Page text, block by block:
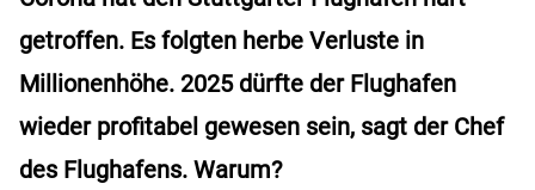
getroffen. Es folgten herbe Verluste in
Millionenhöhe. 2025 dürfte der Flughafen
wieder profitabel gewesen sein, sagt der Chef
des Flughafens. Warum?